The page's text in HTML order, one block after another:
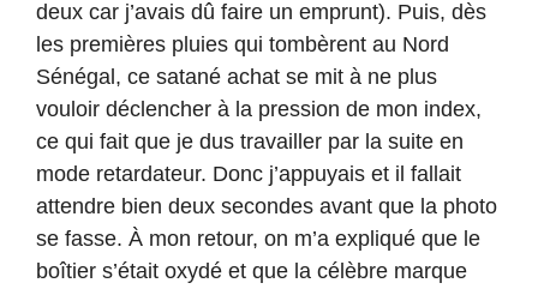
deux car j’avais dû faire un emprunt). Puis, dès
les premières pluies qui tombèrent au Nord
Sénégal, ce satané achat se mit à ne plus
vouloir déclencher à la pression de mon index,
ce qui fait que je dus travailler par la suite en
mode retardateur. Donc j’appuyais et il fallait
attendre bien deux secondes avant que la photo
se fasse. À mon retour, on m’a expliqué que le
boîtier s’était oxydé et que la célèbre marque